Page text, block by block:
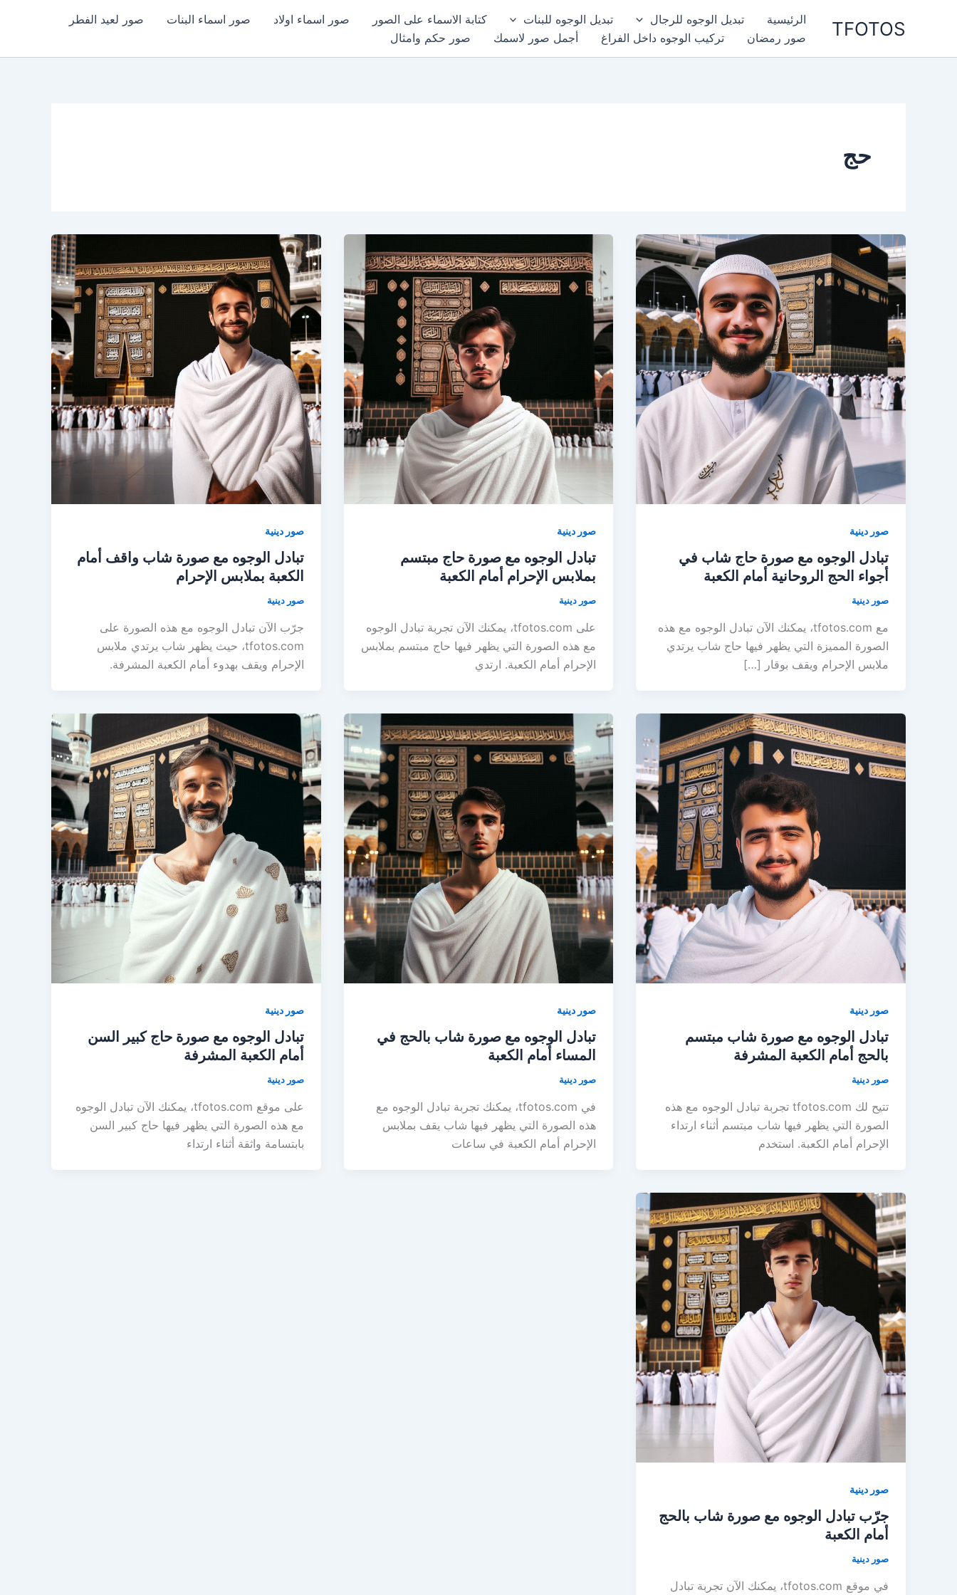
TFOTOS الرئيسية تبديل الوجوه للرجال تبديل الوجوه للبنات كتابة الاسماء على الصور صور اسماء اولاد صور اسماء البنات
صور لعيد الفطر
صور رمضان
تركيب الوجوه داخل الفراغ أجمل صور لاسمك صور حكم وامثال
حج
صور دينية
تبادل الوجوه مع صورة حاج شاب في
أجواء الحج الروحانية أمام الكعبة
صور دينية
مع tfotos.com، يمكنك الآن تبادل الوجوه مع هذه
الصورة المميزة التي يظهر فيها حاج شاب يرتدي
ملابس الإحرام ويقف بوقار […]
صور دينية
تبادل الوجوه مع صورة حاج مبتسم
بملابس الإحرام أمام الكعبة
صور دينية
على tfotos.com، يمكنك الآن تجربة تبادل الوجوه
مع هذه الصورة التي يظهر فيها حاج مبتسم بملابس
الإحرام أمام الكعبة. ارتدي
صور دينية
تبادل الوجوه مع صورة شاب واقف أمام
الكعبة بملابس الإحرام
صور دينية
جرّب الآن تبادل الوجوه مع هذه الصورة على
tfotos.com، حيث يظهر شاب يرتدي ملابس
الإحرام ويقف بهدوء أمام الكعبة المشرفة.
صور دينية
تبادل الوجوه مع صورة شاب مبتسم
بالحج أمام الكعبة المشرفة
صور دينية
تتيح لك tfotos.com تجربة تبادل الوجوه مع هذه
الصورة التي يظهر فيها شاب مبتسم أثناء ارتداء
الإحرام أمام الكعبة. استخدم
صور دينية
تبادل الوجوه مع صورة شاب بالحج في
المساء أمام الكعبة
صور دينية
في tfotos.com، يمكنك تجربة تبادل الوجوه مع
هذه الصورة التي يظهر فيها شاب يقف بملابس
الإحرام أمام الكعبة في ساعات
صور دينية
تبادل الوجوه مع صورة حاج كبير السن
أمام الكعبة المشرفة
صور دينية
على موقع tfotos.com، يمكنك الآن تبادل الوجوه
مع هذه الصورة التي يظهر فيها حاج كبير السن
بابتسامة واثقة أثناء ارتداء
صور دينية
جرّب تبادل الوجوه مع صورة شاب بالحج
أمام الكعبة
صور دينية
في موقع tfotos.com، يمكنك الآن تجربة تبادل